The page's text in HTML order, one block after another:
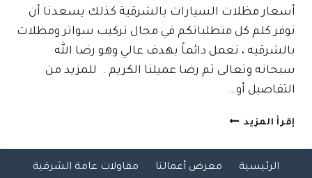
أسعار مظلات السيارات بالشرقية كذلك يسعدنا أن
نوفر كلم كل متطلباتكم في مجال تركيب سواتر ومظلات
بالشرقيه ، نعمل دائماً بهدف عالي وهو رضا الله
سبحانه وتعالى ثم رضا عميلنا الكريم . للمزيد من
التفاصيل أو…
إقرأ المزيد أسعار
السيارات
بالشرقية|الرئيسية معرض أعمالنا مقاولات عامة الشرقية